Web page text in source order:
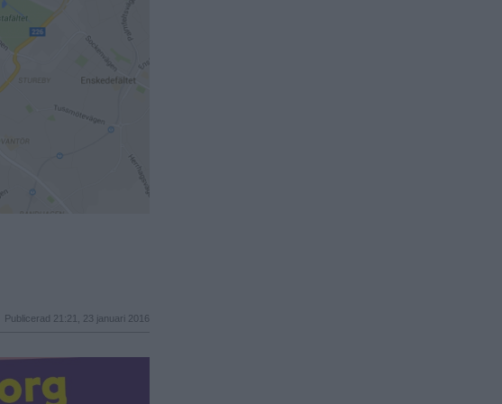
Publicerad 21:21, 23 januari 2016